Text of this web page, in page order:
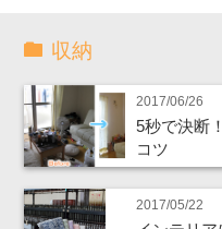
収納
2017/06/26
5秒で決断
コツ
2017/05/22